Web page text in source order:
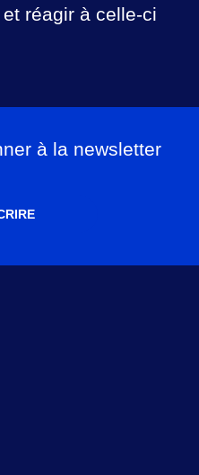
à la newsletter
réagir à celle-ci